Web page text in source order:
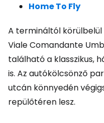
Home To Fly
A termináltól
Viale Comandante
található a klasszikus,
is. Az autókölcsönző
utcán könnyedén
repülőtéren lesz.